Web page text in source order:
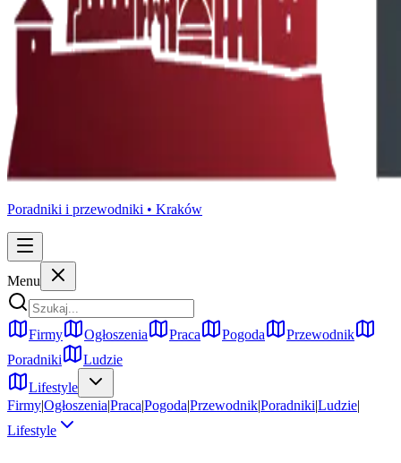
Poradniki i przewodniki • Kraków
Menu
Firmy Ogłoszenia Praca Pogoda
Przewodnik
Poradniki
Ludzie
Lifestyle
Firmy|Ogłoszenia|Praca|Pogoda|Przewodnik|Poradniki|Ludzie|
Lifestyle